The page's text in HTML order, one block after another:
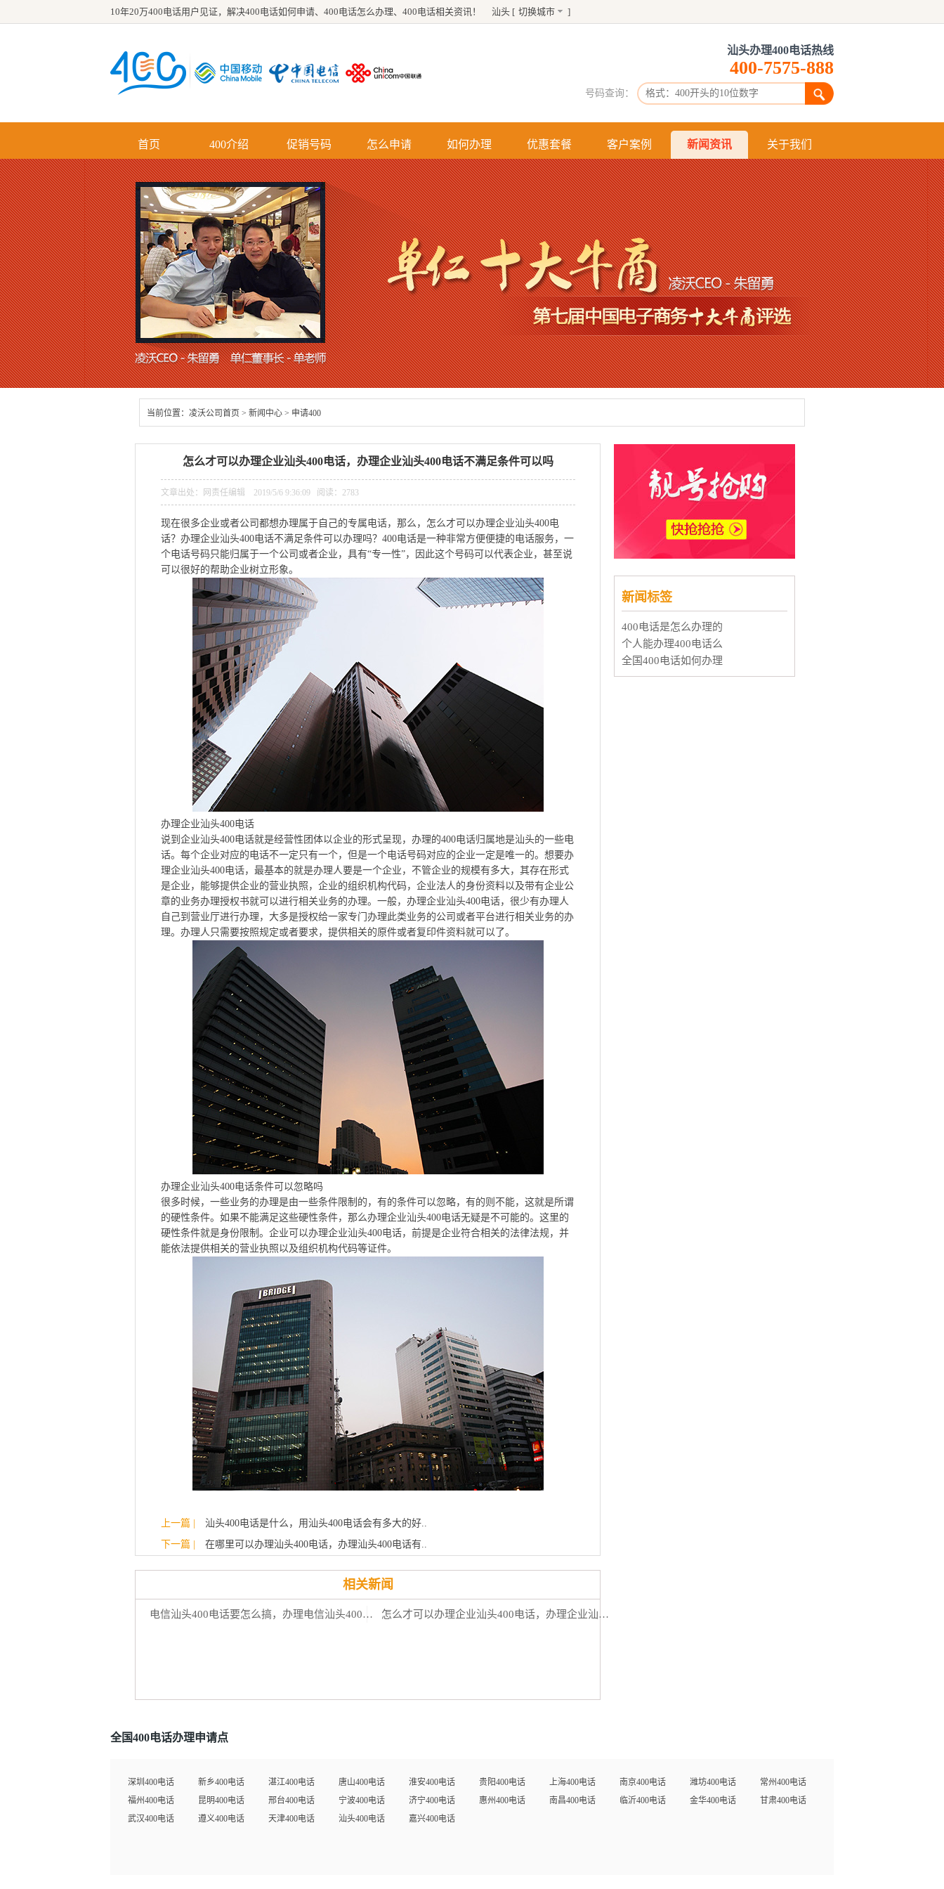
10年20万400电话用户见证，解决400电话如何申请、 400电话怎么办理、 400电话相关资讯！ 汕头 [ 切换城市 ]
汕头办理400电话热线
400-7575-888
号码查询：
首页 400介绍
优势
功能
促销号码 怎么申请 如何办理 优惠套餐 客户案例 新闻资讯
什么是400
申请400
办理400
关于我们
当前位置： 凌沃公司首页 > 新闻中心 > 申请400
怎么才可以办理企业汕头400电话，办理企业汕头400电话不满足条件可以吗
文章出处：网责任编辑 2019/5/6 9:36:09 阅读： 2783
现在很多企业或者公司都想办理属于自己的专属电话，那么，怎么才可以办理企业汕头400电
话？办理企业汕头400电话不满足条件可以办理吗？400电话是一种非常方便便捷的电话服务，一
个电话号码只能归属于一个公司或者企业，具有“专一性”，因此这个号码可以代表企业，甚至说
可以很好的帮助企业树立形象。
办理企业汕头400电话
说到企业汕头400电话就是经营性团体以企业的形式呈现，办理的400电话归属地是汕头的一些电
话。每个企业对应的电话不一定只有一个，但是一个电话号码对应的企业一定是唯一的。想要办
理企业汕头400电话，最基本的就是办理人要是一个企业，不管企业的规模有多大，其存在形式
是企业，能够提供企业的营业执照，企业的组织机构代码，企业法人的身份资料以及带有企业公
章的业务办理授权书就可以进行相关业务的办理。一般，办理企业汕头400电话，很少有办理人
自己到营业厅进行办理，大多是授权给一家专门办理此类业务的公司或者平台进行相关业务的办
理。办理人只需要按照规定或者要求，提供相关的原件或者复印件资料就可以了。
办理企业汕头400电话条件可以忽略吗
很多时候，一些业务的办理是由一些条件限制的，有的条件可以忽略，有的则不能，这就是所谓
的硬性条件。如果不能满足这些硬性条件，那么办理企业汕头400电话无疑是不可能的。这里的
硬性条件就是身份限制。企业可以办理企业汕头400电话，前提是企业符合相关的法律法规，并
能依法提供相关的营业执照以及组织机构代码等证件。
上一篇 |
汕头400电话是什么，用汕头400电话会有多大的好..
下一篇 |
在哪里可以办理汕头400电话，办理汕头400电话有..
新闻标签
400电话是怎么办理的
个人能办理400电话么
全国400电话如何办理
相关新闻
电信汕头400电话要怎么搞，办理电信汕头400电话需要什么吗 怎么才可以办理企业汕头400电话，办理企业汕头400电话不满足条件可以吗
全国400电话办理申请点
深圳400电话 新乡400电话 湛江400电话 唐山400电话 淮安400电话 贵阳400电话 上海400电话 南京400电话 潍坊400电话
常州400电话
福州400电话
昆明400电话 邢台400电话 宁波400电话 济宁400电话 惠州400电话 南昌400电话 临沂400电话 金华400电话
甘肃400电话
武汉400电话
遵义400电话 天津400电话 汕头400电话 嘉兴400电话